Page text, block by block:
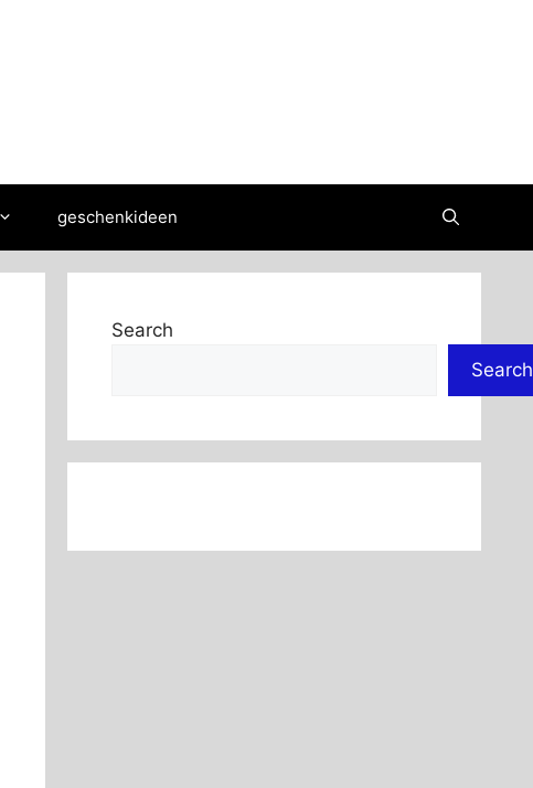
geschenkideen
Search
Search